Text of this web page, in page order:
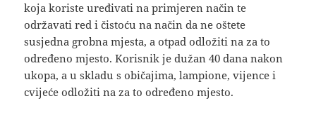
koja koriste uređivati na primjeren način te
održavati red i čistoću na način da ne oštete
susjedna grobna mjesta, a otpad odložiti na za to
određeno mjesto. Korisnik je dužan 40 dana nakon
ukopa, a u skladu s običajima, lampione, vijence i
cvijeće odložiti na za to određeno mjesto.